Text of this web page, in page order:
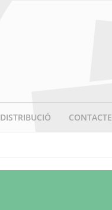
DISTRIBUCIÓ CONTACTE